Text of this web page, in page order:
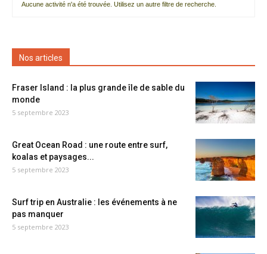
Aucune activité n'a été trouvée. Utilisez un autre filtre de recherche.
Nos articles
Fraser Island : la plus grande île de sable du
monde
5 septembre 2023
Great Ocean Road : une route entre surf,
koalas et paysages...
5 septembre 2023
Surf trip en Australie : les événements à ne
pas manquer
5 septembre 2023